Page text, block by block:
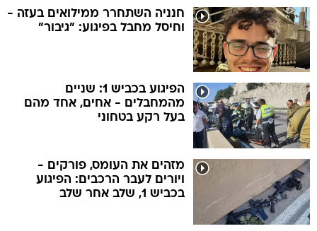
חנניה השתחרר ממילואים בעזה -
וחיסל מחבל בפיגוע: "גיבור"
הפיגוע בכביש 1: שניים
מהמחבלים - אחים, אחד מהם
בעל רקע בטחוני
מזהים את העומס, פורקים -
ויורים לעבר הרכבים: הפיגוע
בכביש 1, שלב אחר שלב